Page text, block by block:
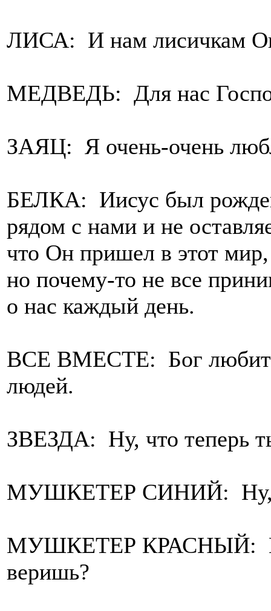
ЛИСА: И нам лисичкам
МЕДВЕДЬ: Для нас
ЗАЯЦ: Я очень-очень
БЕЛКА: Иисус был
рядом с нами и не
что Он пришел в этот
но почему-то не все
о нас каждый день.
ВСЕ ВМЕСТЕ: Бог любит
людей.
ЗВЕЗДА: Ну, что теперь
МУШКЕТЕР СИНИЙ: Ну,
МУШКЕТЕР КРАСНЫЙ:
веришь?